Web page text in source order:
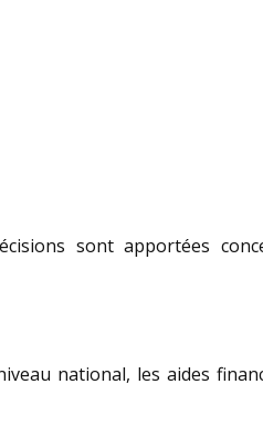
sont apportées
national, les aides